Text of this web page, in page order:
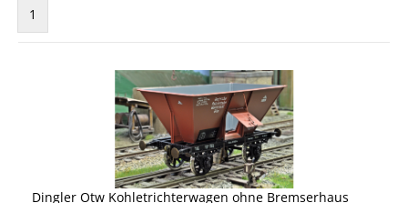
1
Dingler Otw Kohletrichterwagen ohne Bremserhaus